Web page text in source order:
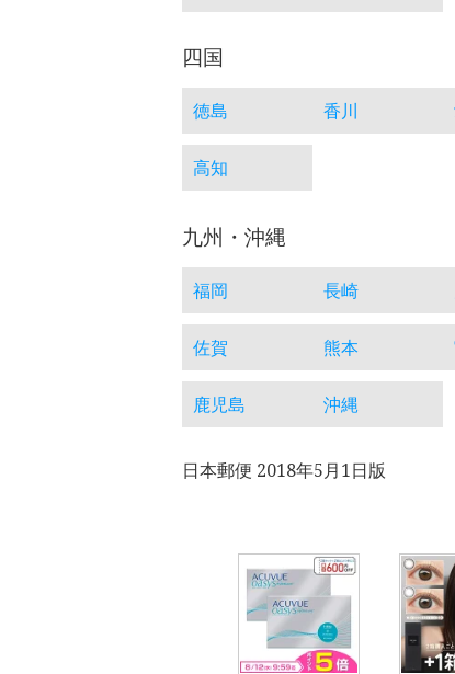
四国
徳島 香川
高知
九州・沖縄
福岡 長崎
佐賀 熊本
鹿児島 沖縄
日本郵便 2018年5月1日版